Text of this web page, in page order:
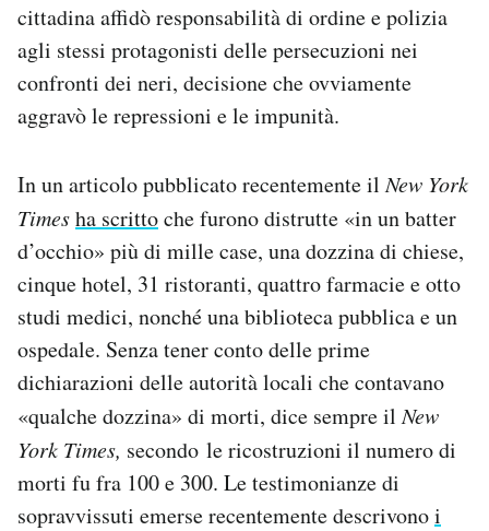
cittadina affidò responsabilità di ordine e polizia
agli stessi protagonisti delle persecuzioni nei
confronti dei neri, decisione che ovviamente
aggravò le repressioni e le impunità.
In un articolo pubblicato recentemente ilNew York
Timesha scrittoche furono distrutte «in un batter
d’occhio» più di mille case, una dozzina di chiese,
cinque hotel, 31 ristoranti, quattro farmacie e otto
studi medici, nonché una biblioteca pubblica e un
ospedale. Senza tener conto delle prime
dichiarazioni delle autorità locali che contavano
«qualche dozzina» di morti, dice sempre ilNew
York Times, secondo le ricostruzioni il numero di
morti fu fra 100 e 300. Le testimonianze di
sopravvissuti emerse recentemente descrivonoi